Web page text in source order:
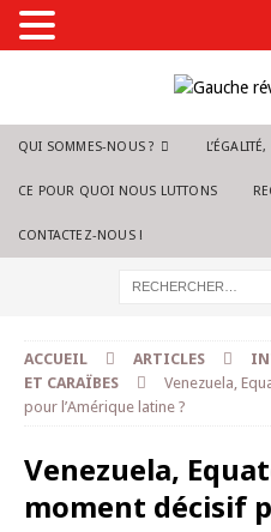
QUI SOMMES-NOUS ?
CE POUR QUOI NOUS LUTTONS
CONTACTEZ-NOUS !
ACCUEIL ARTICLES
ET CARAÏBES
Venezuela,
pour l’Amérique latine ?
Venezuela,
moment décisif